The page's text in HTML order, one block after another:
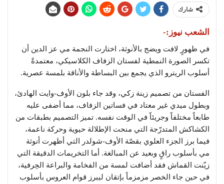
شارك
الشعب نيوز:-
في ظهورٍ لافت ويضج بالأنوثة، اختارت النجمة مي عز الدين أن
تكسر الصورة النمطية لفستان الزفاف الكلاسيكي، معتمدةً
أسلوب الريترو الذي يجمع بين البساطة والأناقة بلمسة عصرية.
الفستان من تصميم زينة زكي، وقد جاء بلون الأوف-وايت الهادئ،
وبطول ميدي غير معتاد في فساتين الزفاف، مما أضفى عليه
طابعاً مختلفاً وجريئاً في الوقت نفسه. تميز التصميم بطبقات من
الكشاكش المتدرّجة التي منحت الإطلالة حيوية وحركة ناعمة،
فيما برز الجزء العلوي بقصّة الأوف-شولدر التي أظهرت أنوثة
مي بأسلوب راقٍ وبعيد عن المبالغة. أما التخريمات الدقيقة التي
زيّنت القماش فقد أضافت لمسة من الفخامة والبراعة الحِرفية،
في حين جاء الخصر مزمزماً بإتقان ليبرز قوام العروس بأسلوب